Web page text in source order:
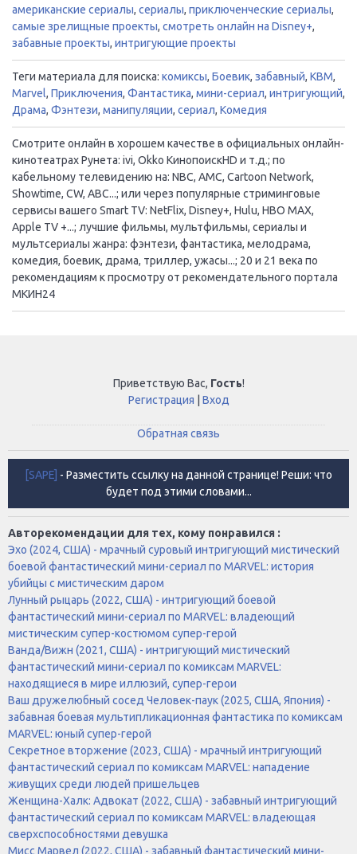
американские сериалы, сериалы, приключенческие сериалы,
самые зрелищные проекты, смотреть онлайн на Disney+,
забавные проекты, интригующие проекты
Теги материала для поиска: комиксы, Боевик, забавный, КВМ,
Marvel, Приключения, Фантастика, мини-сериал, интригующий,
Драма, Фэнтези, манипуляции, сериал, Комедия
Смотрите онлайн в хорошем качестве в официальных онлайн-
кинотеатрах Рунета: ivi, Okko КинопоискHD и т.д.; по
кабельному телевидению на: NBC, AMC, Cartoon Network,
Showtime, CW, ABC...; или через популярные стриминговые
сервисы вашего Smart TV: NetFlix, Disney+, Hulu, HBO MAX,
Apple TV +...; лучшие фильмы, мультфильмы, сериалы и
мультсериалы жанра: фэнтези, фантастика, мелодрама,
комедия, боевик, драма, триллер, ужасы...; 20 и 21 века по
рекомендациям к просмотру от рекомендательного портала
МКИН24
Приветствую Вас, Гость!
Регистрация
Вход
Обратная связь
[SAPE] - Разместить ссылку на данной странице! Реши: что
будет под этими словами...
Авторекомендации для тех, кому понравился :
Эхо (2024, США) - мрачный суровый интригующий мистический
боевой фантастический мини-сериал по MARVEL: история
убийцы с мистическим даром
Лунный рыцарь (2022, США) - интригующий боевой
фантастический мини-сериал по MARVEL: владеющий
мистическим супер-костюмом супер-герой
Ванда/Вижн (2021, США) - интригующий мистический
фантастический мини-сериал по комиксам MARVEL:
находящиеся в мире иллюзий, супер-герои
Ваш дружелюбный сосед Человек-паук (2025, США, Япония) -
забавная боевая мультипликационная фантастика по комиксам
MARVEL: юный супер-герой
Секретное вторжение (2023, США) - мрачный интригующий
фантастический сериал по комиксам MARVEL: нападение
живущих среди людей пришельцев
Женщина-Халк: Адвокат (2022, США) - забавный интригующий
фантастический сериал по комиксам MARVEL: владеющая
сверхспособностями девушка
Мисс Марвел (2022, США) - забавный фантастический мини-